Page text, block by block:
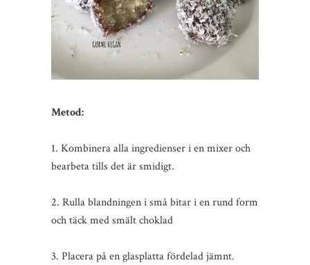
Metod:
1. Kombinera alla ingredienser i en mixer och
bearbeta tills det är smidigt.
2. Rulla blandningen i små bitar i en rund form
och täck med smält choklad
3. Placera på en glasplatta fördelad jämnt.